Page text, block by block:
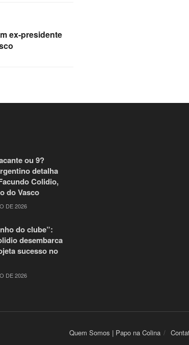
ex-presidente
ou 9?
detalha
Colidio,
do Vasco
DE 2026
do clube”:
desembarca
sucesso no
DE 2026
Quem Somos | Papo na Colina